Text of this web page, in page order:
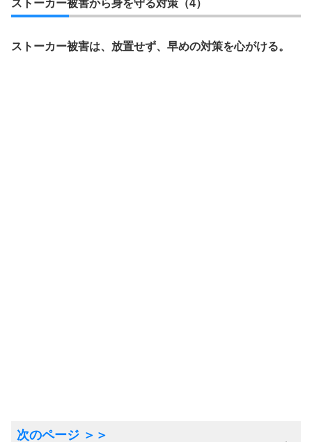
ストーカー被害から身を守る対策（4）
ストーカー被害は、放置せず、早めの対策を心がける。